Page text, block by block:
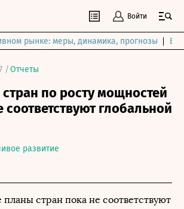
Войти
рынке: меры, динамика, прогнозы
/Отчеты
по росту мощностей
глобальной
развитие
стран пока не соответствуют